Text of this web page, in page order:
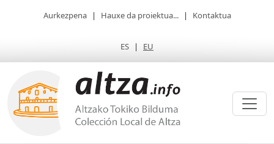
Aurkezpena | Hauxe da proiektua... | Kontaktua
ES | EU